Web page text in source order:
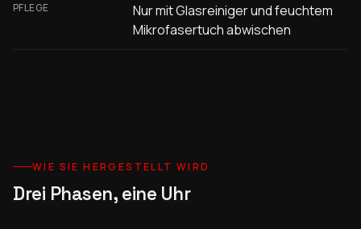
PFLEGE
Nur mit Glasreiniger und feuchtem
Mikrofasertuch abwischen
WIE SIE HERGESTELLT WIRD
Drei Phasen, eine Uhr